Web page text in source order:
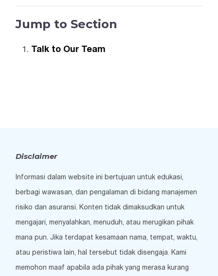
Jump to Section
Talk to Our Team
Disclaimer
Informasi dalam website ini bertujuan untuk edukasi,
berbagi wawasan, dan pengalaman di bidang manajemen
risiko dan asuransi. Konten tidak dimaksudkan untuk
mengajari, menyalahkan, menuduh, atau merugikan pihak
mana pun. Jika terdapat kesamaan nama, tempat, waktu,
atau peristiwa lain, hal tersebut tidak disengaja. Kami
memohon maaf apabila ada pihak yang merasa kurang